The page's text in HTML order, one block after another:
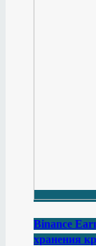
Binance
хранения